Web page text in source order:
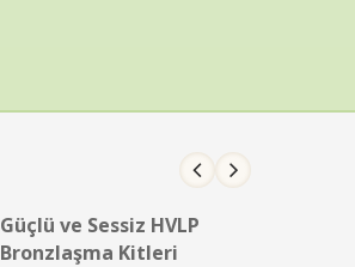
Güçlü ve Sessiz HVLP
Bronzlaşma Kitleri